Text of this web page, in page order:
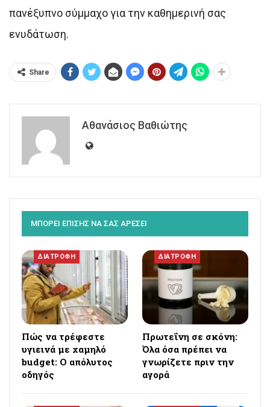
πανέξυπνο σύμμαχο για την καθημερινή σας
ενυδάτωση.
Share
Αθανάσιος Βαθιώτης
ΜΠΟΡΕΙ ΕΠΙΣΗΣ ΝΑ ΣΑΣ ΑΡΕΣΕΙ
ΔΙΑΤΡΟΦΗ
Πώς να τρέφεστε
υγιεινά με χαμηλό
budget: Ο απόλυτος
οδηγός
ΔΙΑΤΡΟΦΗ
Πρωτεΐνη σε σκόνη:
Όλα όσα πρέπει να
γνωρίζετε πριν την
αγορά